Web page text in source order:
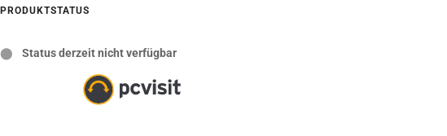
PRODUKTSTATUS
⬤ Status derzeit nicht verfügbar